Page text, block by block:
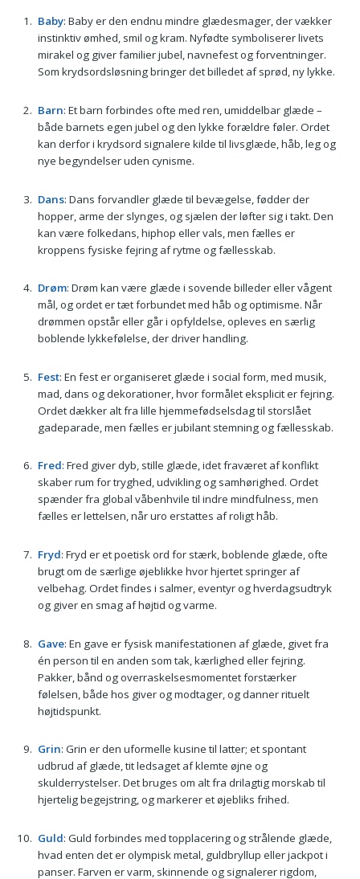
Baby: Baby er den endnu mindre glædesmager, der vækker
instinktiv ømhed, smil og kram. Nyfødte symboliserer livets
mirakel og giver familier jubel, navnefest og forventninger.
Som krydsordsløsning bringer det billedet af sprød, ny lykke.
Barn: Et barn forbindes ofte med ren, umiddelbar glæde –
både barnets egen jubel og den lykke forældre føler. Ordet
kan derfor i krydsord signalere kilde til livsglæde, håb, leg og
nye begyndelser uden cynisme.
Dans: Dans forvandler glæde til bevægelse, fødder der
hopper, arme der slynges, og sjælen der løfter sig i takt. Den
kan være folkedans, hiphop eller vals, men fælles er
kroppens fysiske fejring af rytme og fællesskab.
Drøm: Drøm kan være glæde i sovende billeder eller vågent
mål, og ordet er tæt forbundet med håb og optimisme. Når
drømmen opstår eller går i opfyldelse, opleves en særlig
boblende lykkefølelse, der driver handling.
Fest: En fest er organiseret glæde i social form, med musik,
mad, dans og dekorationer, hvor formålet eksplicit er fejring.
Ordet dækker alt fra lille hjemmefødselsdag til storslået
gadeparade, men fælles er jubilant stemning og fællesskab.
Fred: Fred giver dyb, stille glæde, idet fraværet af konflikt
skaber rum for tryghed, udvikling og samhørighed. Ordet
spænder fra global våbenhvile til indre mindfulness, men
fælles er lettelsen, når uro erstattes af roligt håb.
Fryd: Fryd er et poetisk ord for stærk, boblende glæde, ofte
brugt om de særlige øjeblikke hvor hjertet springer af
velbehag. Ordet findes i salmer, eventyr og hverdagsudtryk
og giver en smag af højtid og varme.
Gave: En gave er fysisk manifestationen af glæde, givet fra
én person til en anden som tak, kærlighed eller fejring.
Pakker, bånd og overraskelsesmomentet forstærker
følelsen, både hos giver og modtager, og danner rituelt
højtidspunkt.
Grin: Grin er den uformelle kusine til latter; et spontant
udbrud af glæde, tit ledsaget af klemte øjne og
skulderrystelser. Det bruges om alt fra drilagtig morskab til
hjertelig begejstring, og markerer et øjebliks frihed.
Guld: Guld forbindes med topplacering og strålende glæde,
hvad enten det er olympisk metal, guldbryllup eller jackpot i
panser. Farven er varm, skinnende og signalerer rigdom,